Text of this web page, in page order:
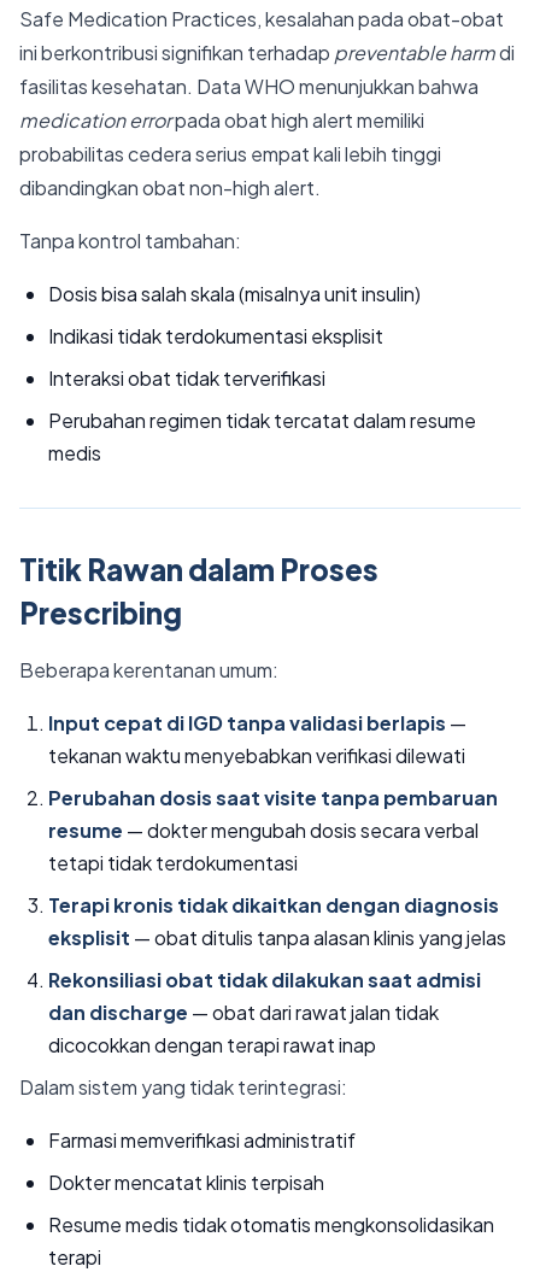
Safe Medication Practices, kesalahan pada obat-obat
ini berkontribusi signifikan terhadap preventable harmdi
fasilitas kesehatan. Data WHO menunjukkan bahwa
medication errorpada obat high alert memiliki
probabilitas cedera serius empat kali lebih tinggi
dibandingkan obat non-high alert.
Tanpa kontrol tambahan:
Dosis bisa salah skala (misalnya unit insulin)
Indikasi tidak terdokumentasi eksplisit
Interaksi obat tidak terverifikasi
Perubahan regimen tidak tercatat dalam resume
medis
Titik Rawan dalam Proses
Prescribing
Beberapa kerentanan umum:
Input cepat di IGD tanpa validasi berlapis —
tekanan waktu menyebabkan verifikasi dilewati
Perubahan dosis saat visite tanpa pembaruan
resume — dokter mengubah dosis secara verbal
tetapi tidak terdokumentasi
Terapi kronis tidak dikaitkan dengan diagnosis
eksplisit — obat ditulis tanpa alasan klinis yang jelas
Rekonsiliasi obat tidak dilakukan saat admisi
dan discharge — obat dari rawat jalan tidak
dicocokkan dengan terapi rawat inap
Dalam sistem yang tidak terintegrasi:
Farmasi memverifikasi administratif
Dokter mencatat klinis terpisah
Resume medis tidak otomatis mengkonsolidasikan
terapi